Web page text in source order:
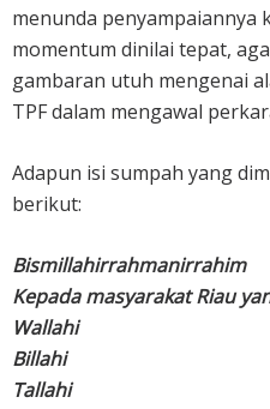
menunda penyampaiannya
momentum dinilai tepat,
gambaran utuh mengenai
TPF dalam mengawal
Adapun isi sumpah yang
berikut:
Bismillahirrahmanirrahim
Kepada masyarakat Riau
Wallahi
Billahi
Tallahi